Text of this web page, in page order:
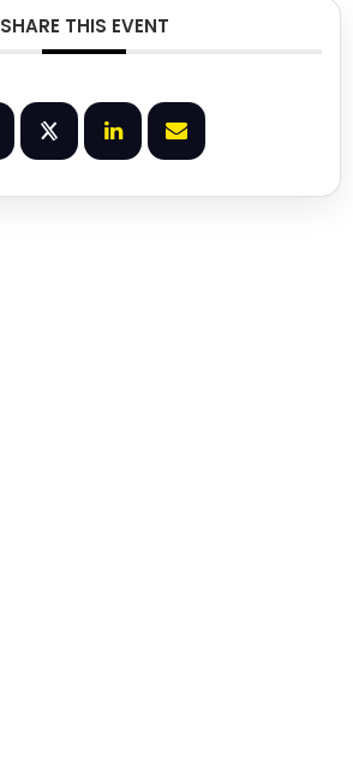
SHARE THIS EVENT